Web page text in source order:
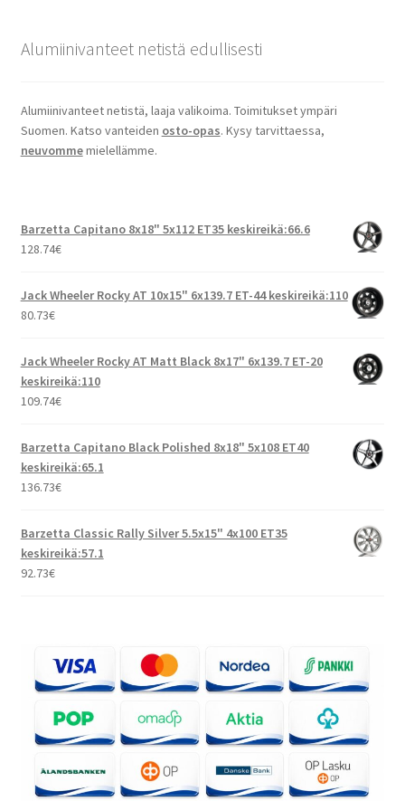
Alumiinivanteet netistä edullisesti
Alumiinivanteet netistä, laaja valikoima. Toimitukset ympäri
Suomen. Katso vanteiden osto-opas. Kysy tarvittaessa,
neuvommemielellämme.
Barzetta Capitano 8x18" 5x112 ET35 keskireikä:66.6
128.74€
Jack Wheeler Rocky AT 10x15" 6x139.7 ET-44 keskireikä:110
80.73€
Jack Wheeler Rocky AT Matt Black 8x17" 6x139.7 ET-20
keskireikä:110
109.74€
Barzetta Capitano Black Polished 8x18" 5x108 ET40
keskireikä:65.1
136.73€
Barzetta Classic Rally Silver 5.5x15" 4x100 ET35
keskireikä:57.1
92.73€